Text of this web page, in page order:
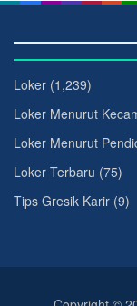
Loker (1,239)
Loker Menurut
Loker Menurut
Loker Terbaru (75)
Tips Gresik Karir (9)